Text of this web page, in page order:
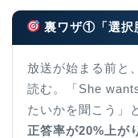
裏ワザ①「選択
放送が始まる前と
読む。「She
たいかを聞こう」
正答率が20%上が